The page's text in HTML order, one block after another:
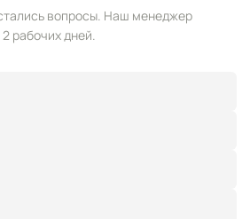
вопросы. Наш менеджер
рабочих дней.